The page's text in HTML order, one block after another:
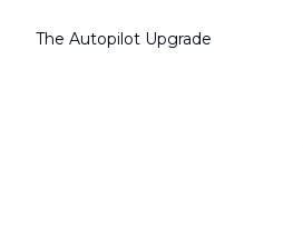
The Autopilot Upgrade